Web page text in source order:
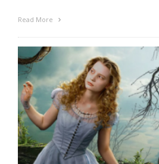
Read More